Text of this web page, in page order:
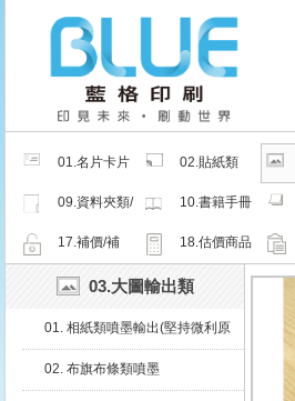
01.名片卡片
02.貼紙類
09.資料夾類/
夾鏈密封袋
10.書籍手冊
17.補價/補
18.估價商品
03.大圖輸出類
01. 相紙類噴墨輸出(堅持微利原
02. 布旗布條類噴墨